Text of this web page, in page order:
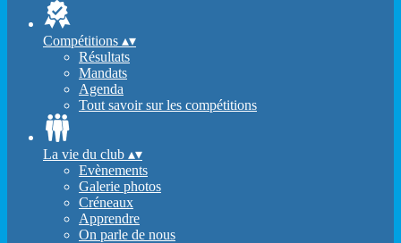
Compétitions ▴▾
Résultats
Mandats
Agenda
Tout savoir sur les compétitions
La vie du club ▴▾
Evènements
Galerie photos
Créneaux
Apprendre
On parle de nous